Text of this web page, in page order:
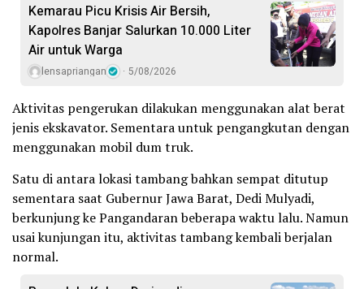
Kemarau Picu Krisis Air Bersih,
Kapolres Banjar Salurkan 10.000 Liter
Air untuk Warga
lensapriangan 5/08/2026
Aktivitas pengerukan dilakukan menggunakan alat berat
jenis ekskavator. Sementara untuk pengangkutan dengan
menggunakan mobil dum truk.
Satu di antara lokasi tambang bahkan sempat ditutup
sementara saat Gubernur Jawa Barat, Dedi Mulyadi,
berkunjung ke Pangandaran beberapa waktu lalu. Namun
usai kunjungan itu, aktivitas tambang kembali berjalan
normal.